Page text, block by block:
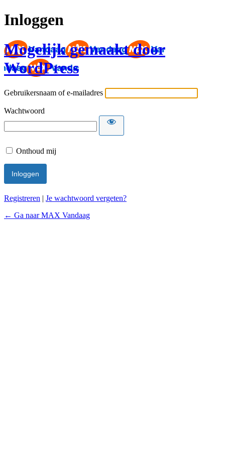
Inloggen
Mogelijk gemaakt door
WordPress
Gebruikersnaam of e-mailadres
Wachtwoord
Onthoud mij
Registreren | Je wachtwoord vergeten?
← Ga naar MAX Vandaag